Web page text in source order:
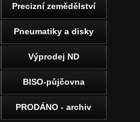
Precizní zemědělství
Pneumatiky a disky
Výprodej ND
BISO-půjčovna
PRODÁNO - archiv